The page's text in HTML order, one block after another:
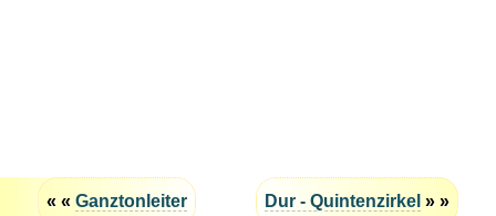
« « Ganztonleiter Dur - Quintenzirkel » »